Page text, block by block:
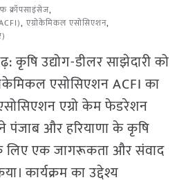
क्रॉपसाइंसेज,
, एग्रोकेमिकल एसोसिएशन,
कृषि उद्योग-डीलर साझेदारी को
एसोसिएशन ACFI का
एग्रो केम फेडरेशन
पंजाब और हरियाणा के कृषि
लिए एक जागरूकता और संवाद
कार्यक्रम का उद्देश्य